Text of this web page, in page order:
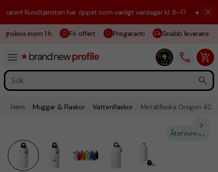
Kundtjänsten har öppet som vanligt vardagar kl. 8–17. ☀️ Vi är här
inom 1 h Fri offert Prisgaranti Snabb leverans
Hem Muggar & Flaskor Vattenflaskor Metallflaska Oregon
Återvunnet